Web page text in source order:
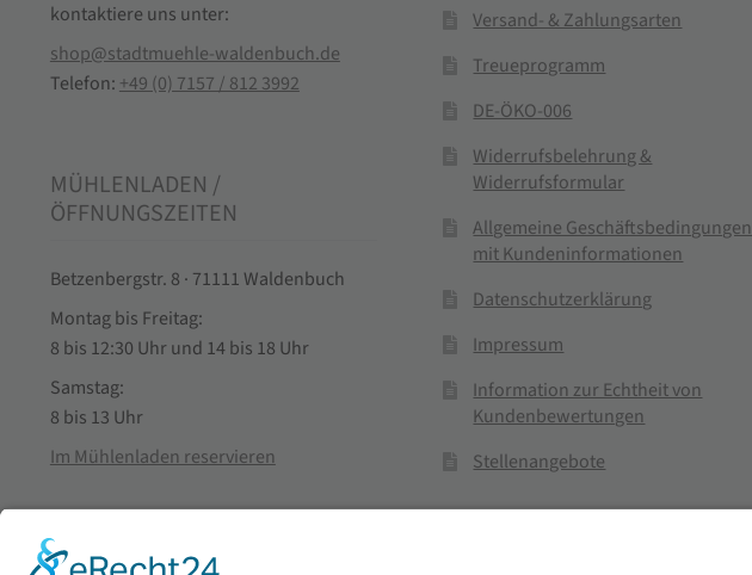
kontaktiere uns unter:
shop@stadtmuehle-waldenbuch.de
Telefon: +49 (0) 7157 / 812 3992
MÜHLENLADEN /
ÖFFNUNGSZEITEN
Betzenbergstr. 8 · 71111 Waldenbuch
Montag bis Freitag:
8 bis 12:30 Uhr und 14 bis 18 Uhr
Samstag:
8 bis 13 Uhr
Im Mühlenladen reservieren
Versand- & Zahlungsarten
Treueprogramm
DE-ÖKO-006
Widerrufsbelehrung &
Widerrufsformular
Allgemeine Geschäftsbedingungen
mit Kundeninformationen
Datenschutzerklärung
Impressum
Information zur Echtheit von
Kundenbewertungen
Stellenangebote